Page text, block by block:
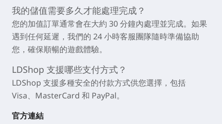
我的儲值需要多久才能處理完成？
您的加值訂單通常會在大約 30 分鐘內處理並完成。如果
遇到任何延遲，我們的 24 小時客服團隊隨時準備協助
您，確保順暢的遊戲體驗。
LDShop 支援哪些支付方式？
LDShop 支援多種安全的付款方式供您選擇，包括
Visa、MasterCard 和 PayPal。
官方連結